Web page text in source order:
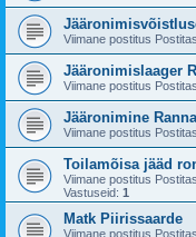
Viimane postitus Postitas
Jääronimislaager
Viimane postitus Postitas
Jääronimine
Viimane postitus Postitas
Toilamõisa jääd
Viimane postitus Postitas
Vastuseid: 1
Matk Piirissaarde
Viimane postitus Postitas